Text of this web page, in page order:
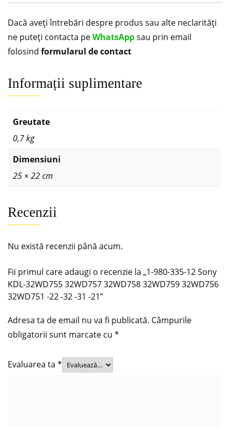
Dacă aveți întrebări despre produs sau alte neclarități
ne puteți contacta peWhatsAppsau prin email
folosind formularul de contact
Informații suplimentare
Greutate
0,7 kg
Dimensiuni
25 × 22 cm
Recenzii
Nu există recenzii până acum.
Fii primul care adaugi o recenzie la „1-980-335-12 Sony
KDL-32WD755 32WD757 32WD758 32WD759 32WD756
32WD751 -22 -32 -31 -21”
Adresa ta de email nu va fi publicată. Câmpurile
obligatorii sunt marcate cu *
Evaluarea ta *